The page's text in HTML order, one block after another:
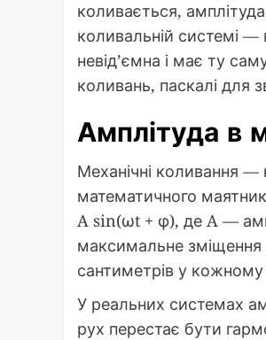
коливається,
коливальній системі —
невід’ємна і має ту
коливань, паскалі для
Амплітуда в
Механічні коливання
математичного
A sin(ωt + φ), де A —
максимальне зміщення
сантиметрів у
У реальних системах
рух перестає бути